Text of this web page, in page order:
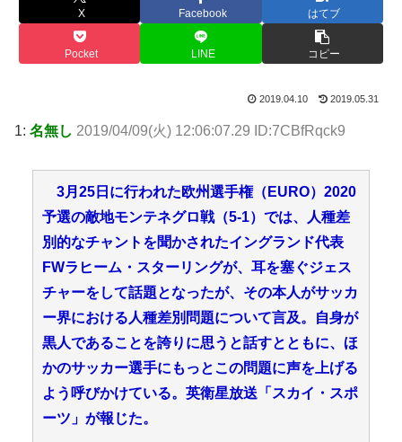
X Facebook はてブ
Pocket LINE コピー
2019.04.10 2019.05.31
1: 名無し 2019/04/09(火) 12:06:07.29 ID:7CBfRqck9
3月25日に行われた欧州選手権（EURO）2020
予選の敵地モンテネグロ戦（5-1）では、人種差
別的なチャントを聞かされたイングランド代表
FWラヒーム・スターリングが、耳を塞ぐジェス
チャーをして話題となったが、その本人がサッカ
ー界における人種差別問題について言及。自身が
黒人であることを誇りに思うと話すとともに、ほ
かのサッカー選手にもっとこの問題に声を上げる
よう呼びかけている。英衛星放送「スカイ・スポ
ーツ」が報じた。